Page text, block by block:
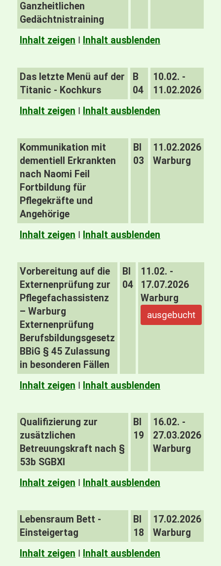
Ganzheitlichen
Gedächtnistraining
Inhalt zeigen I Inhalt ausblenden
Das letzte Menü auf der
Titanic - Kochkurs
B
04
10.02. -
11.02.2026
Inhalt zeigen I Inhalt ausblenden
Kommunikation mit
dementiell Erkrankten
nach Naomi Feil
Fortbildung für
Pflegekräfte und
Angehörige
BI
03
11.02.2026
Warburg
Inhalt zeigen I Inhalt ausblenden
Vorbereitung auf die
Externenprüfung zur
Pflegefachassistenz
– Warburg
Externenprüfung
Berufsbildungsgesetz
BBiG § 45 Zulassung
in besonderen Fällen
BI
04
11.02. -
17.07.2026
Warburg
ausgebucht
Inhalt zeigen I Inhalt ausblenden
Qualifizierung zur
zusätzlichen
Betreuungskraft nach §
53b SGBXI
BI
19
16.02. -
27.03.2026
Warburg
Inhalt zeigen I Inhalt ausblenden
Lebensraum Bett -
Einsteigertag
BI
18
17.02.2026
Warburg
Inhalt zeigen I Inhalt ausblenden